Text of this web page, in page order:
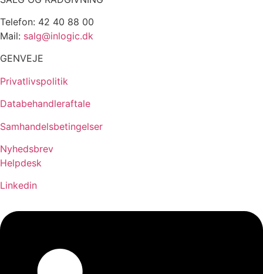
Telefon: 42 40 88 00
Mail: salg@inlogic.dk
GENVEJE
Privatlivspolitik
Databehandleraftale
Samhandelsbetingelser
Nyhedsbrev
Helpdesk
Linkedin